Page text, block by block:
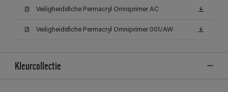
Veiligheidsfiche Permacryl Omniprimer AC
Veiligheidsfiche Permacryl Omniprimer 001/AW
Kleurcollectie